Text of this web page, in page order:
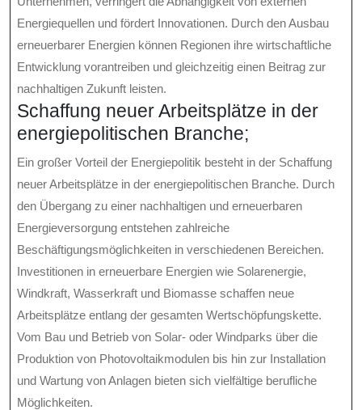
Energiequellen und fördert Innovationen. Durch den Ausbau
erneuerbarer Energien können Regionen ihre wirtschaftliche
Entwicklung vorantreiben und gleichzeitig einen Beitrag zur
nachhaltigen Zukunft leisten.
Schaffung neuer Arbeitsplätze in der
energiepolitischen Branche;
Ein großer Vorteil der Energiepolitik besteht in der Schaffung
neuer Arbeitsplätze in der energiepolitischen Branche. Durch
den Übergang zu einer nachhaltigen und erneuerbaren
Energieversorgung entstehen zahlreiche
Beschäftigungsmöglichkeiten in verschiedenen Bereichen.
Investitionen in erneuerbare Energien wie Solarenergie,
Windkraft, Wasserkraft und Biomasse schaffen neue
Arbeitsplätze entlang der gesamten Wertschöpfungskette.
Vom Bau und Betrieb von Solar- oder Windparks über die
Produktion von Photovoltaikmodulen bis hin zur Installation
und Wartung von Anlagen bieten sich vielfältige berufliche
Möglichkeiten.